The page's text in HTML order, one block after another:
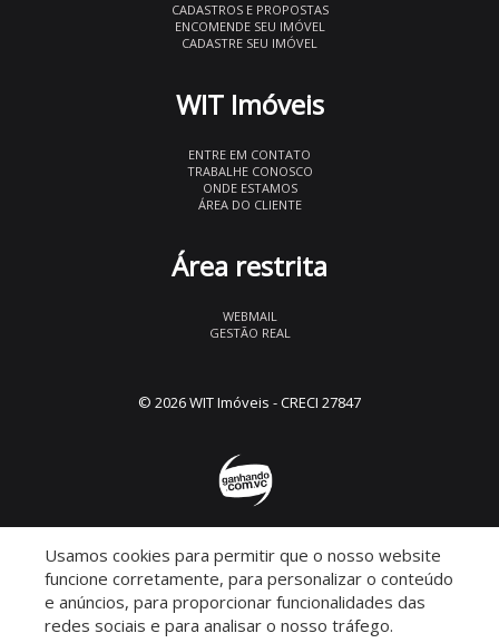
CADASTROS E PROPOSTAS
ENCOMENDE SEU IMÓVEL
CADASTRE SEU IMÓVEL
WIT Imóveis
ENTRE EM CONTATO
TRABALHE CONOSCO
ONDE ESTAMOS
ÁREA DO CLIENTE
Área restrita
WEBMAIL
GESTÃO REAL
© 2026 WIT Imóveis - CRECI 27847
Descomplicado por:
Usamos cookies para permitir que o nosso website
funcione corretamente, para personalizar o conteúdo
e anúncios, para proporcionar funcionalidades das
redes sociais e para analisar o nosso tráfego.